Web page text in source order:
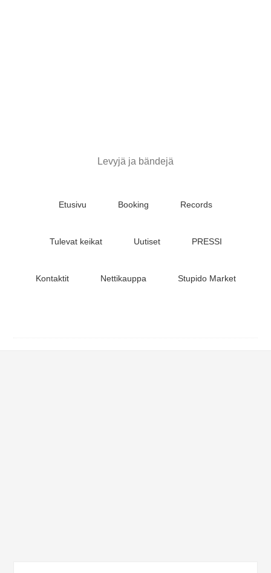
Levyjä ja bändejä
Etusivu Booking Records
Tulevat keikat Uutiset PRESSI
Kontaktit Nettikauppa Stupido Market